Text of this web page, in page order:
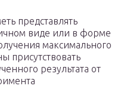
представлять
виде или в форме
максимального
присутствовать
результата от